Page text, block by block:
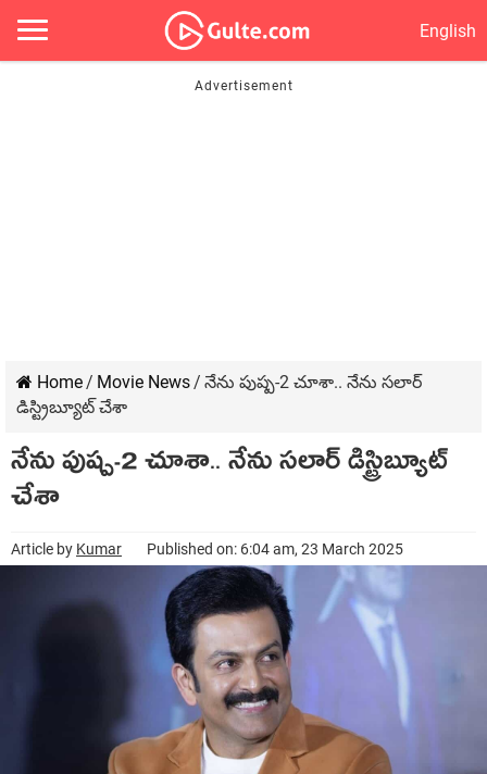
English
Home/ Movie News/ నేను పుష్ప-2 చూశా.. నేను స‌లార్
డిస్ట్రిబ్యూట్ చేశా
నేను పుష్ప-2 చూశా.. నేను స‌లార్ డిస్ట్రిబ్యూట్
చేశా
Article by Kumar Published on: 6:04 am, 23 March 2025